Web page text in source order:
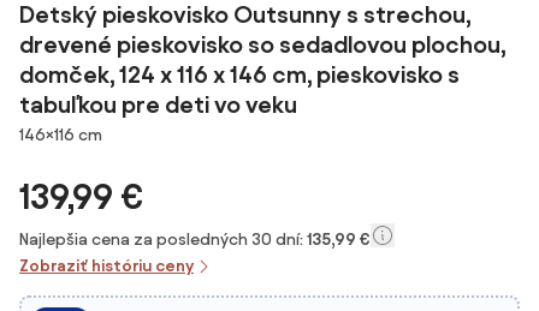
Detský pieskovisko Outsunny s strechou,
drevené pieskovisko so sedadlovou plochou,
domček, 124 x 116 x 146 cm, pieskovisko s
tabuľkou pre deti vo veku
Rozmery
146×116 cm
139,99 €
Najlepšia cena za posledných 30 dní: 135,99 €
Zobraziť históriu ceny